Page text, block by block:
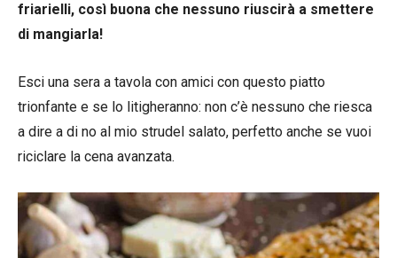
friarielli, così buona che nessuno riuscirà a smettere
di mangiarla!
Esci una sera a tavola con amici con questo piatto
trionfante e se lo litigheranno: non c’è nessuno che riesca
a dire a di no al mio strudel salato, perfetto anche se vuoi
riciclare la cena avanzata.